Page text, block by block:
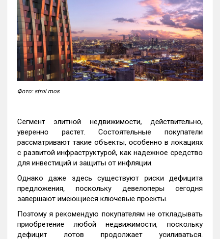
Фото: stroi.mos
Сегмент элитной недвижимости, действительно,
уверенно растет. Состоятельные покупатели
рассматривают такие объекты, особенно в локациях
с развитой инфраструктурой, как надежное средство
для инвестиций и защиты от инфляции.
Однако даже здесь существуют риски дефицита
предложения, поскольку девелоперы сегодня
завершают имеющиеся ключевые проекты.
Поэтому я рекомендую покупателям не откладывать
приобретение любой недвижимости, поскольку
дефицит лотов продолжает усиливаться.